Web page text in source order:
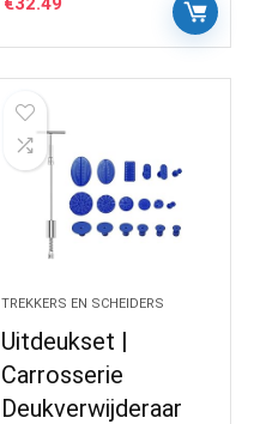
TREKKERS EN SCHEIDERS
Uitdeukset |
Carrosserie
Deukverwijderaar